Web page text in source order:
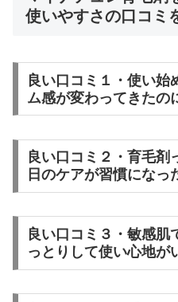
使いやすさの口コミ
良い口コミ１・使い始
ム感が変わってきたの
良い口コミ２・育毛剤
日のケアが習慣になっ
良い口コミ３・敏感肌
っとりして使い心地が